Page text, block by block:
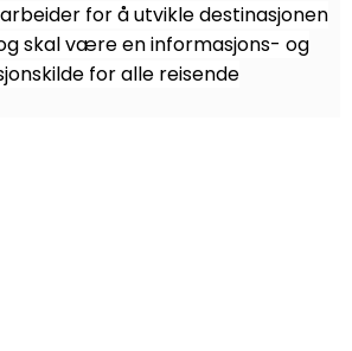
for å utvikle destinasjonen
skal være en informasjons- og
for alle reisende